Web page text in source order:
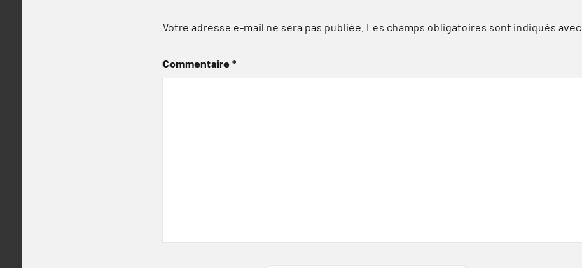
Votre adresse e-mail ne sera pas publiée. Les champs obligatoires sont indiqués avec
Commentaire*